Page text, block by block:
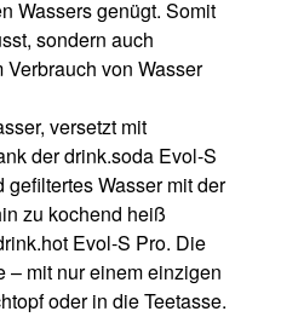
Wassers genügt. Somit
sondern auch
von Wasser
versetzt mit
der drink.soda Evol-S
Wasser mit der
zu kochend heiß
Evol-S Pro. Die
– mit nur einem einzigen
oder in die Teetasse.